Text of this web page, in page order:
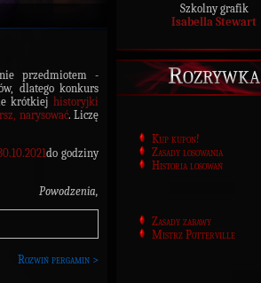
przedmiotem -
dlatego konkurs
krótkiej historyjki
narysować. Liczę
do godziny
Powodzenia,
Rozwiń pergamin >
Szkolny grafik
Isabella Stewart
Rozrywka
Kup kupon!
Zasady losowania
Historia losowań
Zasady zabawy
Mistrz Potterville